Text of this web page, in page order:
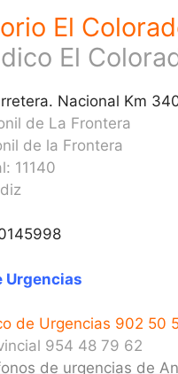
El
El
Nacional Km
de La Frontera
de la Frontera
11140
Urgencias
de Urgencias 902 50
954 48 79 62
de urgencias de